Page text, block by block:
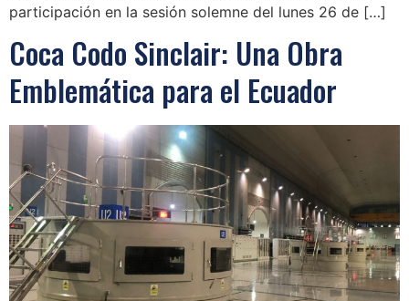
participación en la sesión solemne del lunes 26 de […]
Coca Codo Sinclair: Una Obra
Emblemática para el Ecuador